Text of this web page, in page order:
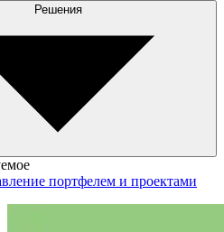
Решения
портфелем и проектами